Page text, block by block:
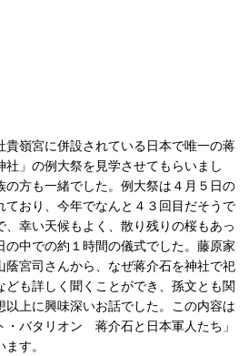
貴嶺宮に併設されている日本で唯一の蒋
」の例大祭を見学させてもらいまし
の方も一緒でした。例大祭は４月５日の
ており、今年でなんと４３回目だそうで
幸い天候もよく、散り残りの桜もあっ
の中での約１時間の儀式でした。藤原家
蔭宮司さんから、なぜ蒋介石を神社で祀
ども詳しく聞くことができ、孫文とも関
以上に興味深いお話でした。この内容は
・バタリオン 蒋介石と日本軍人たち」
す。